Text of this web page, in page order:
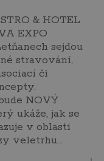
& HOTEL
EXPO
sejdou
stravování,
či
NOVÝ
ukáže, jak se
v oblasti
veletrhu…